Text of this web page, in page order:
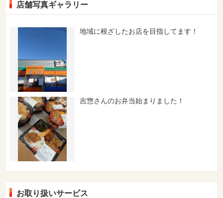
店舗写真ギャラリー
地域に根ざしたお店を目指してます！
吉惣さんのお弁当始まりました！
お取り扱いサービス